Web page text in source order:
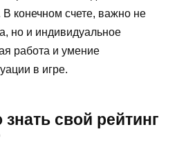
конечном счете, важно не
но и индивидуальное
работа и умение
в игре.
свой рейтинг